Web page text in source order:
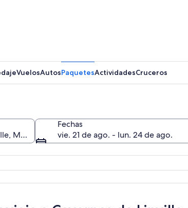
VuelosAutosPaquetesActividadesCruceros
Fechas
vie. 21 de ago. - lun. 24 de ago.